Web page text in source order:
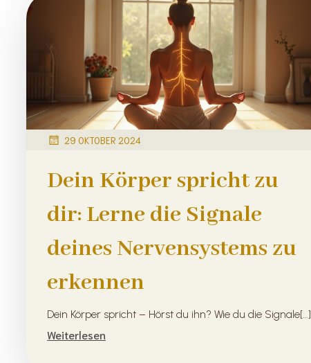
29 OKTOBER 2024
Dein Körper spricht zu
dir: Lerne die Signale
deines Nervensystems zu
erkennen
Dein Körper spricht – Hörst du ihn? Wie du die Signale[…]
Weiterlesen